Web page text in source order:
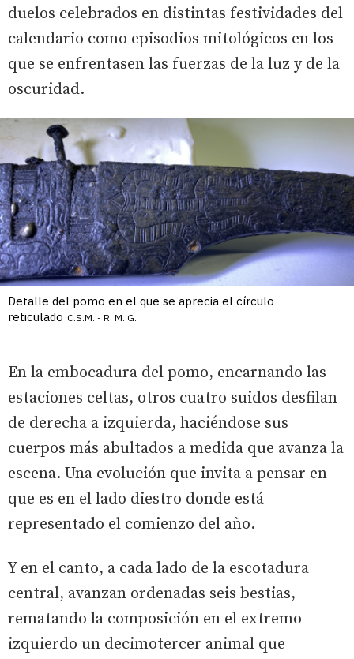
duelos celebrados en distintas festividades del
calendario como episodios mitológicos en los
que se enfrentasen las fuerzas de la luz y de la
oscuridad.
Detalle del pomo en el que se aprecia el círculo
reticulado C.S.M. - R. M. G.
En la embocadura del pomo, encarnando las
estaciones celtas, otros cuatro suidos desfilan
de derecha a izquierda, haciéndose sus
cuerpos más abultados a medida que avanza la
escena. Una evolución que invita a pensar en
que es en el lado diestro donde está
representado el comienzo del año.
Y en el canto, a cada lado de la escotadura
central, avanzan ordenadas seis bestias,
rematando la composición en el extremo
izquierdo un decimotercer animal que